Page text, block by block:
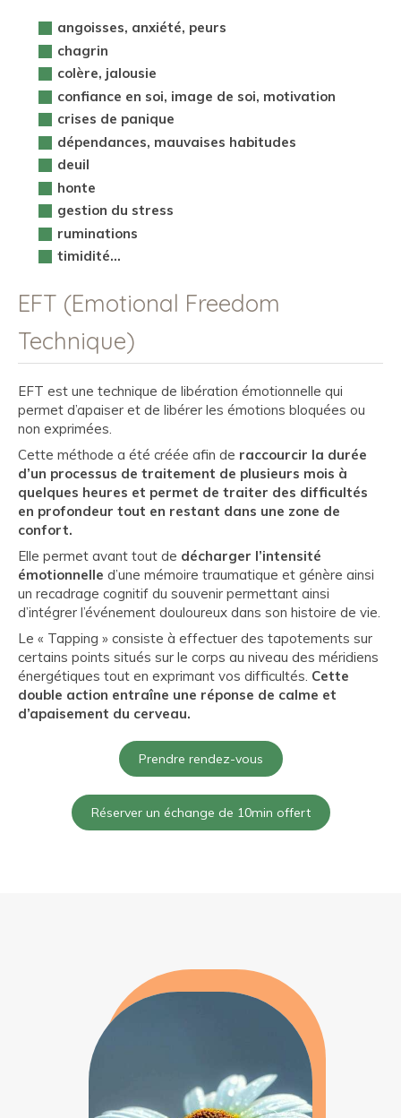
angoisses, anxiété, peurs
chagrin
colère, jalousie
confiance en soi, image de soi, motivation
crises de panique
dépendances, mauvaises habitudes
deuil
honte
gestion du stress
ruminations
timidité…
EFT (Emotional Freedom
Technique)
EFT est une technique de libération émotionnelle qui
permet d’apaiser et de libérer les émotions bloquées ou
non exprimées.
Cette méthode a été créée afin de raccourcir la durée
d’un processus de traitement de plusieurs mois à
quelques heures et permet de traiter des difficultés
en profondeur tout en restant dans une zone de
confort.
Elle permet avant tout de décharger l’intensité
émotionnelle d’une mémoire traumatique et génère ainsi
un recadrage cognitif du souvenir permettant ainsi
d’intégrer l’événement douloureux dans son histoire de vie.
Le « Tapping » consiste à effectuer des tapotements sur
certains points situés sur le corps au niveau des méridiens
énergétiques tout en exprimant vos difficultés. Cette
double action entraîne une réponse de calme et
d’apaisement du cerveau.
Prendre rendez-vous
Réserver un échange de 10min offert